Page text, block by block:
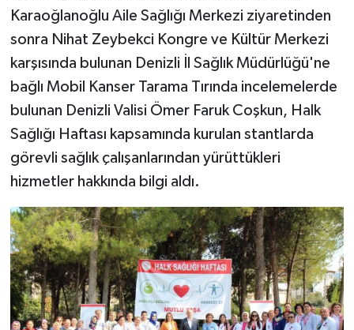
Karaoğlanoğlu Aile Sağlığı Merkezi ziyaretinden
sonra Nihat Zeybekci Kongre ve Kültür Merkezi
karşısında bulunan Denizli İl Sağlık Müdürlüğü'ne
bağlı Mobil Kanser Tarama Tırında incelemelerde
bulunan Denizli Valisi Ömer Faruk Coşkun, Halk
Sağlığı Haftası kapsamında kurulan stantlarda
görevli sağlık çalışanlarından yürüttükleri
hizmetler hakkında bilgi aldı.